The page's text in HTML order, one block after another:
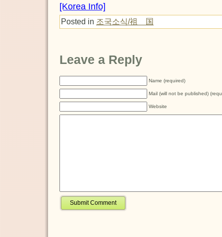
[Korea Info]
Posted in 조국소식/祖 国
Leave a Reply
Name (required)
Mail (will not be published)
Website